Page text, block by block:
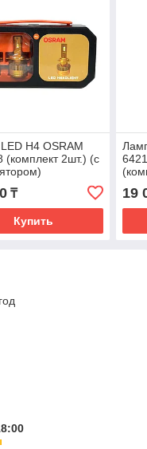
H4 OSRAM
(комплект 2шт.) (с
₸
Купить
19